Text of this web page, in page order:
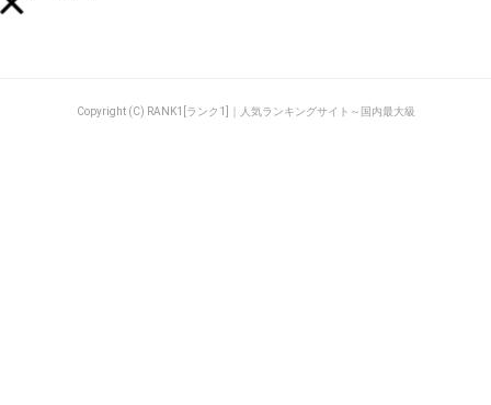
Copyright (C) RANK1[ランク1]｜人気ランキングサイト～国内最大級